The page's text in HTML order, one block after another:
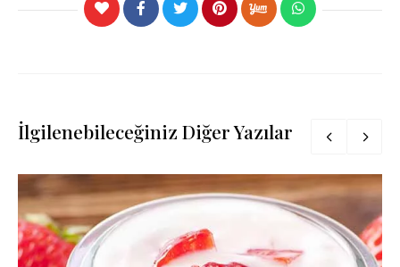
İlgilenebileceğiniz Diğer Yazılar